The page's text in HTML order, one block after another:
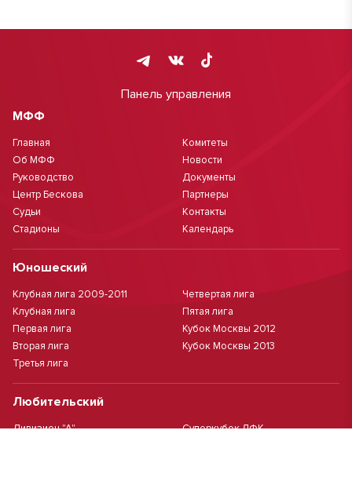
Панель управления
МФФ
Главная
Об МФФ
Руководство
Центр Бескова
Судьи
Стадионы
Комитеты
Новости
Документы
Партнеры
Контакты
Календарь
Юношеский
Клубная лига 2009-2011
Клубная лига
Первая лига
Вторая лига
Третья лига
Четвертая лига
Пятая лига
Кубок Москвы 2012
Кубок Москвы 2013
Любительский
Дивизион "А"
Суперкубок ЛФК